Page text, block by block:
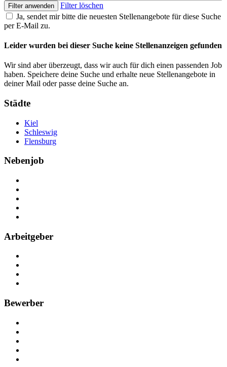
Filter anwenden
Filter löschen
Ja, sendet mir bitte die neuesten Stellenangebote für diese Suche
per E-Mail zu.
Leider wurden bei dieser Suche keine Stellenanzeigen gefunden
Wir sind aber überzeugt, dass wir auch für dich einen passenden Job
haben. Speichere deine Suche und erhalte neue Stellenangebote in
deiner Mail oder passe deine Suche an.
Städte
Kiel
Schleswig
Flensburg
Nebenjob
Arbeitgeber
Bewerber